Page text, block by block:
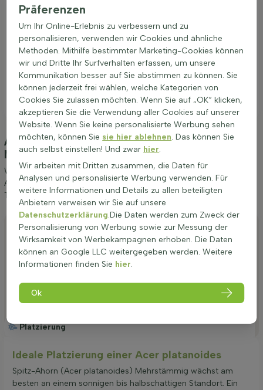
Anpflanzung und Pflege Acer platanoides
Mehrstämmig 200-250(Spitz-Ahorn)
Wir möchten Ihnen einige Tipps zur Anpflanzung und Pflege von
Acer platanoides Mehrstämmig 200-250 geben. Wenn Sie diese
Tipps befolgen, werden Sie lange Freude an Spitz-Ahorn haben.
Platzierung
Anpflanzen
Stutzen
Bewässerung
Düngen
Besonderheiten
Ideale Platzierung einer Acer platanoides
Spitz-Ahorn (Acer platanoides) Mehrstämmig wächst am
besten an einem sonnigen bis halbschattigen Standort. Ein
Präferenzen
Um Ihr Online-Erlebnis zu verbessern und zu
personalisieren, verwenden wir Cookies und ähnliche
Methoden. Mithilfe bestimmter Marketing-Cookies können
wir und Dritte Ihr Surfverhalten erfassen, um unsere
Kommunikation besser auf Sie abstimmen zu können. Sie
können jederzeit frei wählen, welche Kategorien von
Cookies Sie zulassen möchten. Wenn Sie auf „OK“ klicken,
akzeptieren Sie die Verwendung aller Cookies auf unserer
Website. Wenn Sie keine personalisierte Werbung sehen
möchten, können Sie sie hier ablehnen. Das können Sie
auch selbst einstellen! Und zwar hier.
Wir arbeiten mit Dritten zusammen, die Daten für
Analysen und personalisierte Werbung verwenden. Für
weitere Informationen und Details zu allen beteiligten
Anbietern verweisen wir Sie auf unsere
Datenschutzerklärung.Die Daten werden zum Zweck der
Personalisierung von Werbung sowie zur Messung der
Wirksamkeit von Werbekampagnen erhoben. Die Daten
können an Google LLC weitergegeben werden. Weitere
Informationen finden Sie hier.
Ok